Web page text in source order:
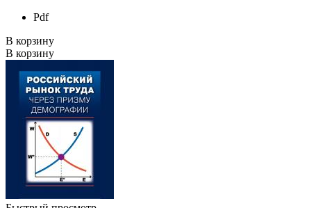
Pdf
В корзину
В корзину